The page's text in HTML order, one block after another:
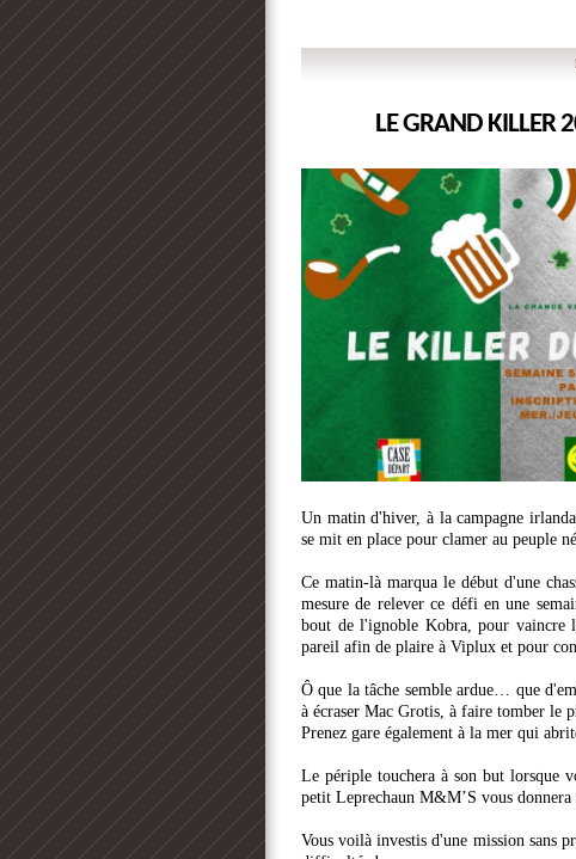
LE GRAND KILLER
Un matin d'hiver, à la campagne
se mit en place pour clamer au peuple
Ce matin-là marqua le début d'une
mesure de relever ce défi en une
bout de l'ignoble Kobra, pour vaincre
pareil afin de plaire à Viplux et pour
Ô que la tâche semble ardue… que
à écraser Mac Grotis, à faire tomber
Prenez gare également à la mer qui
Le périple touchera à son but lorsque
petit Leprechaun M&M’S vous donnera
Vous voilà investis d'une mission sans